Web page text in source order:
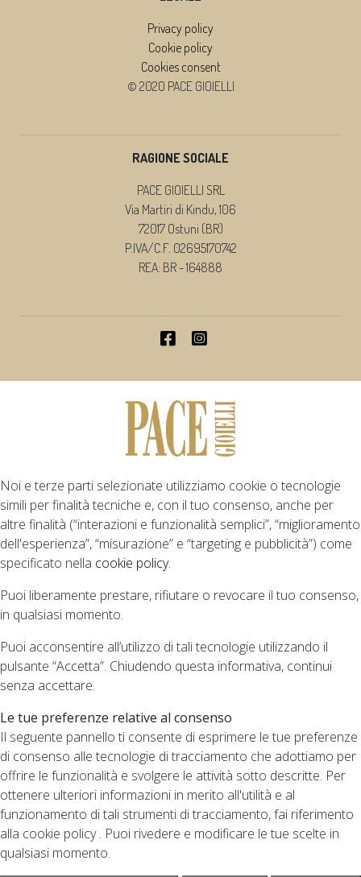
Privacy policy
Cookie policy
Cookies consent
© 2020 PACE GIOIELLI
RAGIONE SOCIALE
PACE GIOIELLI SRL
Via Martiri di Kindu, 106
72017 Ostuni (BR)
P.IVA/C.F. 02695170742
REA: BR - 164888
Noi e terze parti selezionate utilizziamo cookie o tecnologie
simili per finalità tecniche e, con il tuo consenso, anche per
altre finalità (“interazioni e funzionalità semplici”, “miglioramento
dell'esperienza”, “misurazione” e “targeting e pubblicità”) come
specificato nella cookie policy.
Puoi liberamente prestare, rifiutare o revocare il tuo consenso,
in qualsiasi momento.
Puoi acconsentire all’utilizzo di tali tecnologie utilizzando il
pulsante “Accetta”. Chiudendo questa informativa, continui
senza accettare.
Le tue preferenze relative al consenso
Il seguente pannello ti consente di esprimere le tue preferenze
di consenso alle tecnologie di tracciamento che adottiamo per
offrire le funzionalità e svolgere le attività sotto descritte. Per
ottenere ulteriori informazioni in merito all'utilità e al
funzionamento di tali strumenti di tracciamento, fai riferimento
alla cookie policy . Puoi rivedere e modificare le tue scelte in
qualsiasi momento.